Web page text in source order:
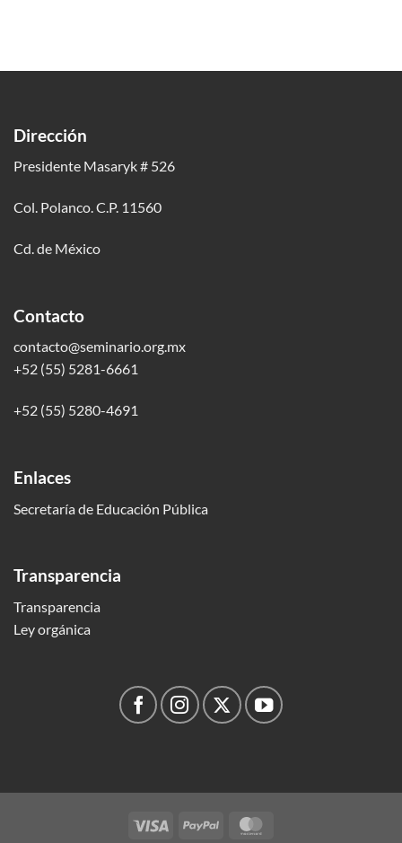
Dirección
Presidente Masaryk # 526
Col. Polanco. C.P. 11560
Cd. de México
Contacto
contacto@seminario.org.mx
+52 (55) 5281-6661
+52 (55) 5280-4691
Enlaces
Secretaría de Educación Pública
Transparencia
Transparencia
Ley orgánica